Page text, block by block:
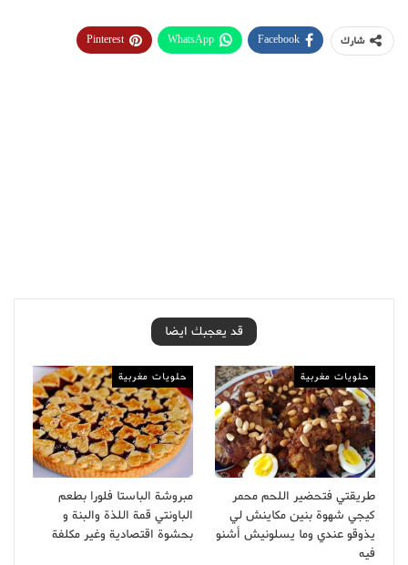
شارك Facebook
WhatsApp
Pinterest
قد يعجبك ايضا
حلويات مغربية
طريقتي فتحضير اللحم محمر
كيجي شهوة بنين مكاينش لي
يذوقو عندي وما يسلونيش أشنو
فيه
حلويات مغربية
مبروشة الباستا فلورا بطعم
الباونتي قمة اللذة والبنة و
بحشوة اقتصادية وغير مكلفة